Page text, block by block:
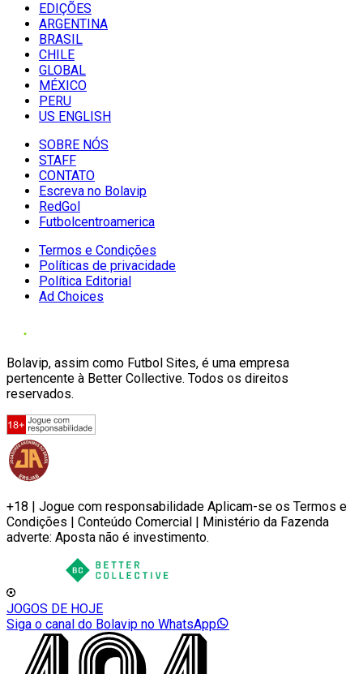
EDIÇÕES
ARGENTINA
BRASIL
CHILE
GLOBAL
MÉXICO
PERU
US ENGLISH
SOBRE NÓS
STAFF
CONTATO
Escreva no Bolavip
RedGol
Futbolcentroamerica
Termos e Condições
Políticas de privacidade
Política Editorial
Ad Choices
Bolavip, assim como Futbol Sites, é uma empresa
pertencente à Better Collective. Todos os direitos
reservados.
+18 | Jogue com responsabilidade Aplicam-se os Termos e
Condições | Conteúdo Comercial | Ministério da Fazenda
adverte: Aposta não é investimento.
JOGOS DE HOJE
Siga o canal do Bolavip no WhatsApp